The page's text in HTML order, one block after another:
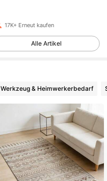
17K+ Erneut kaufen
Alle Artikel
Werkzeug & Heimwerkerbedarf